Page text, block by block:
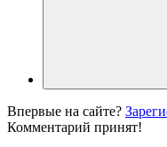
Впервые на сайте?
Комментарий принят!